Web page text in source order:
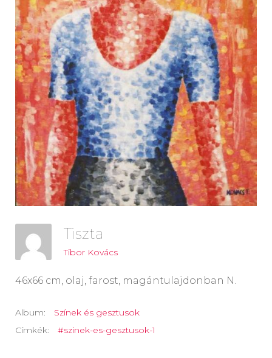
Tiszta
Tibor Kovács
46x66 cm, olaj, farost, magántulajdonban N.
Album:
Színek és gesztusok
Címkék:
#szinek-es-gesztusok-1